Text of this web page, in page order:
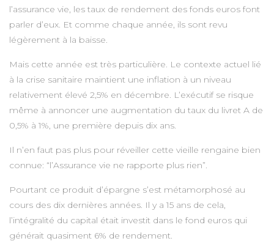
l’assurance vie, les taux de rendement des fonds euros font
parler d’eux. Et comme chaque année, ils sont revu
légèrement à la baisse.
Mais cette année est très particulière. Le contexte actuel lié
à la crise sanitaire maintient une inflation à un niveau
relativement élevé 2,5% en décembre. L’exécutif se risque
même à annoncer une augmentation du taux du livret A de
0,5% à 1%, une première depuis dix ans.
Il n’en faut pas plus pour réveiller cette vieille rengaine bien
connue: “l’Assurance vie ne rapporte plus rien”.
Pourtant ce produit d’épargne s’est métamorphosé au
cours des dix dernières années. Il y a 15 ans de cela,
l’intégralité du capital était investit dans le fond euros qui
générait quasiment 6% de rendement.